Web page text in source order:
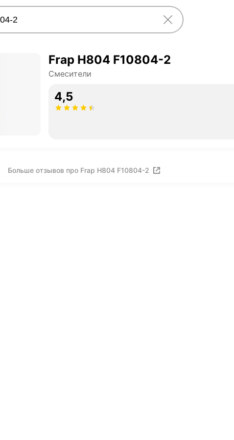
Frap H804 F10804-2
Смесители
4,5
Больше отзывов про Frap H804 F10804-2